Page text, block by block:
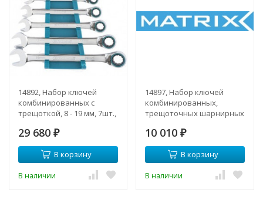
14892, Набор ключей
комбинированных с
трещоткой, 8 - 19 мм, 7шт.,
29 680 ₽
В корзину
В наличии
14897, Набор ключей
комбинированных,
трещоточных шарнирных
10 010 ₽
В корзину
В наличии